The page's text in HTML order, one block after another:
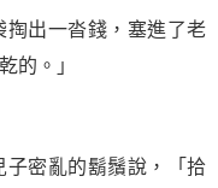
出一沓錢，塞進了老
的。」
密亂的鬍鬚說，「拾